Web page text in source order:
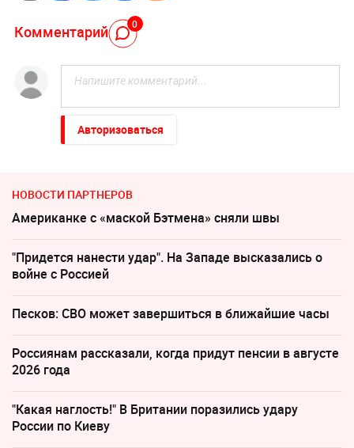
Комментарий 0
Авторизоваться
НОВОСТИ ПАРТНЕРОВ
Американке с «маской Бэтмена» сняли швы
"Придется нанести удар". На Западе высказались о
войне с Россией
Песков: СВО может завершиться в ближайшие часы
Россиянам рассказали, когда придут пенсии в августе
2026 года
"Какая наглость!" В Британии поразились удару
России по Киеву